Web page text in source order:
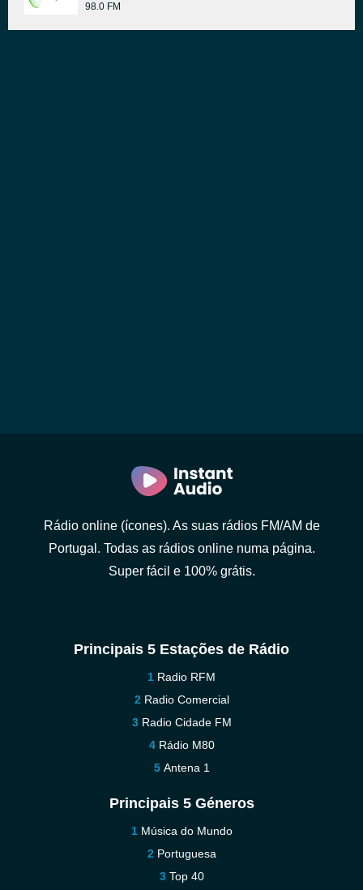
98.0 FM
Rádio online (ícones). As suas rádios FM/AM de
Portugal. Todas as rádios online numa página.
Super fácil e 100% grátis.
Principais 5 Estações de Rádio
Radio RFM
Radio Comercial
Radio Cidade FM
Rádio M80
Antena 1
Principais 5 Géneros
Música do Mundo
Portuguesa
Top 40